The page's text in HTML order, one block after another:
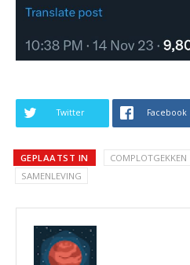
Twitter Facebook
GEPLAATST IN COMPLOTGEKKEN
SAMENLEVING